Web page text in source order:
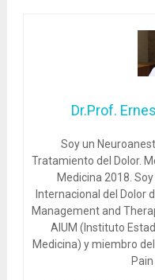
Dr.Prof.
Soy un
Tratamiento del Dolor.
Medicina 2018.
Internacional del Dolor
Management and
AIUM (Instituto
Medicina) y miembro